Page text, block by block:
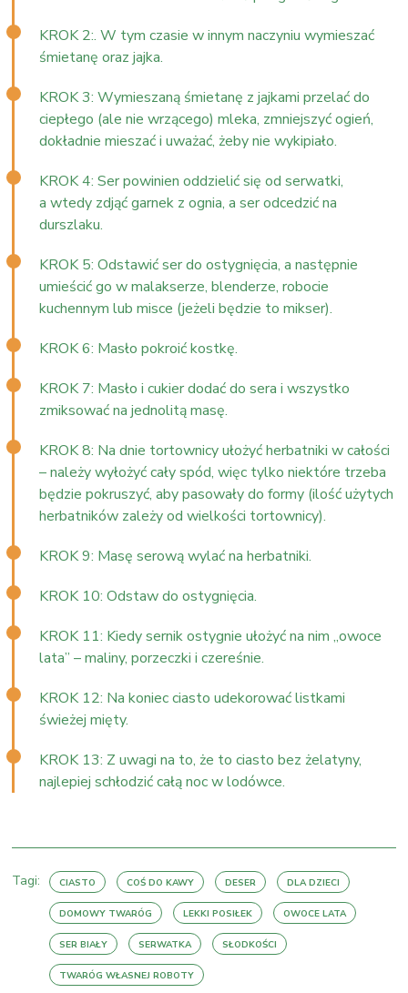
KROK 2:. W tym czasie w innym naczyniu wymieszać
śmietanę oraz jajka.
KROK 3: Wymieszaną śmietanę z jajkami przelać do
ciepłego (ale nie wrzącego) mleka, zmniejszyć ogień,
dokładnie mieszać i uważać, żeby nie wykipiało.
KROK 4: Ser powinien oddzielić się od serwatki,
a wtedy zdjąć garnek z ognia, a ser odcedzić na
durszlaku.
KROK 5: Odstawić ser do ostygnięcia, a następnie
umieścić go w malakserze, blenderze, robocie
kuchennym lub misce (jeżeli będzie to mikser).
KROK 6: Masło pokroić kostkę.
KROK 7: Masło i cukier dodać do sera i wszystko
zmiksować na jednolitą masę.
KROK 8: Na dnie tortownicy ułożyć herbatniki w całości
– należy wyłożyć cały spód, więc tylko niektóre trzeba
będzie pokruszyć, aby pasowały do formy (ilość użytych
herbatników zależy od wielkości tortownicy).
KROK 9: Masę serową wylać na herbatniki.
KROK 10: Odstaw do ostygnięcia.
KROK 11: Kiedy sernik ostygnie ułożyć na nim „owoce
lata” – maliny, porzeczki i czereśnie.
KROK 12: Na koniec ciasto udekorować listkami
świeżej mięty.
KROK 13: Z uwagi na to, że to ciasto bez żelatyny,
najlepiej schłodzić całą noc w lodówce.
Tagi: CIASTO COŚ DO KAWY DESER DLA DZIECI
DOMOWY TWARÓG LEKKI POSIŁEK OWOCE LATA
SER BIAŁY SERWATKA SŁODKOŚCI
TWARÓG WŁASNEJ ROBOTY